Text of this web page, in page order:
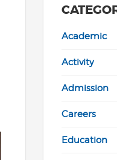
Academic
Activity
Admission
Careers
Education